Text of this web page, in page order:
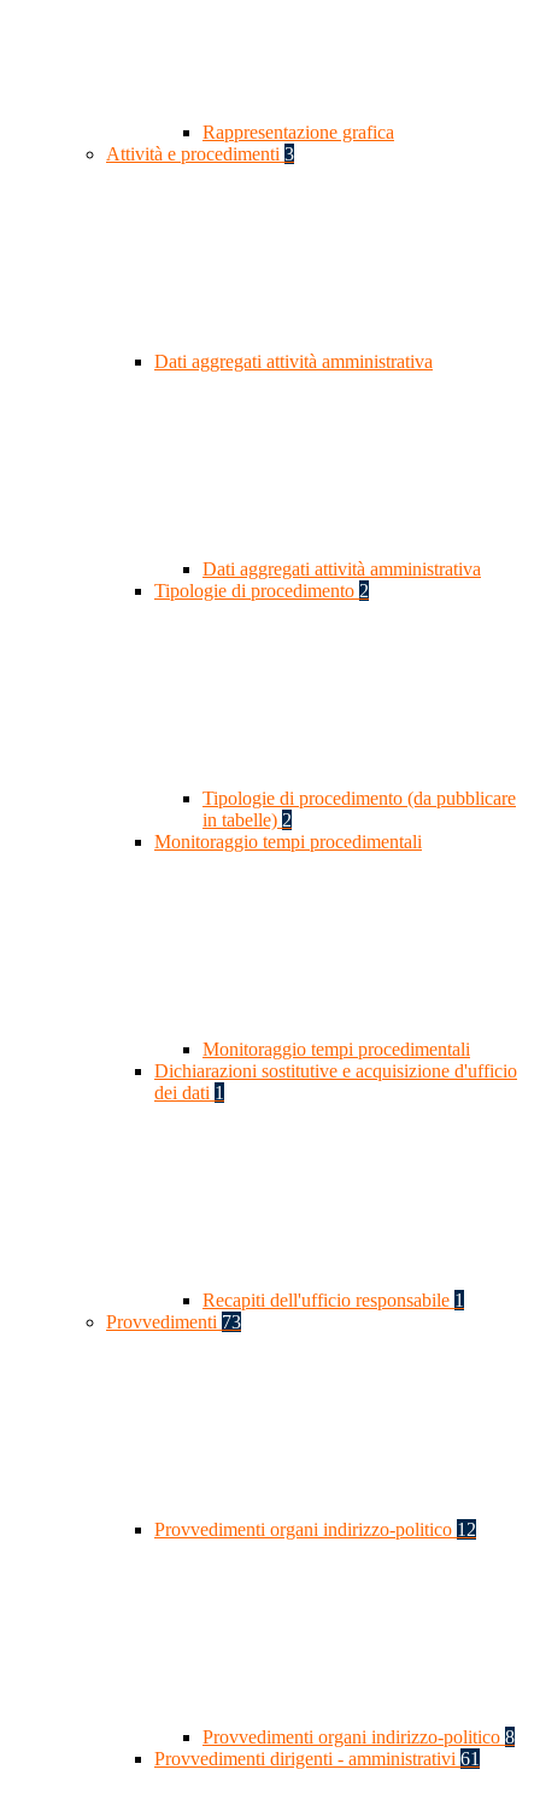
Rappresentazione grafica
Attività e procedimenti 3
Dati aggregati attività amministrativa
Dati aggregati attività amministrativa
Tipologie di procedimento 2
Tipologie di procedimento (da pubblicare
in tabelle) 2
Monitoraggio tempi procedimentali
Monitoraggio tempi procedimentali
Dichiarazioni sostitutive e acquisizione d'ufficio
dei dati 1
Recapiti dell'ufficio responsabile 1
Provvedimenti 73
Provvedimenti organi indirizzo-politico 12
Provvedimenti organi indirizzo-politico 8
Provvedimenti dirigenti - amministrativi 61